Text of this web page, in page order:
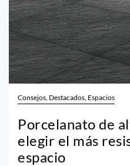
Consejos, Destacados, Espacios
Porcelanato de
elegir el más
espacio